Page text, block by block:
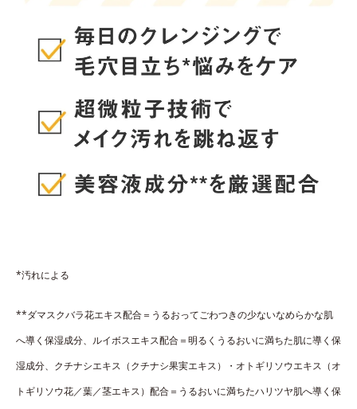
*汚れによる
**ダマスクバラ花エキス配合＝うるおってごわつきの少ないなめらかな肌
へ導く保湿成分、ルイボスエキス配合＝明るくうるおいに満ちた肌に導く保
湿成分、クチナシエキス（クチナシ果実エキス）・オトギリソウエキス（オ
トギリソウ花／葉／茎エキス）配合＝うるおいに満ちたハリツヤ肌へ導く保